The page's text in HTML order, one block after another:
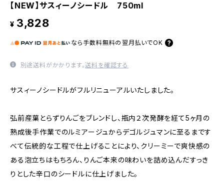
【NEW】サスィーノシードル 750ml
¥ 3,828
なら 手数料無料の 翌月払いでOK
別途送料がかかります。送料を確認する
サスィーノシードルがフルリニューアルいたしました。
弘前産葉とらずりんごをブレンドし、瓶内２次発酵を経て5ヶ月の
熟成後手作業でのルミアージュからデゴルジュマンに至るまです
べて伝統的な工程で仕上げることにより、クリーミーで爽快感の
ある泡立ちはもちろん、りんご本来の味わいを詰め込んだすっき
りとした辛口のシードルに仕上げました。